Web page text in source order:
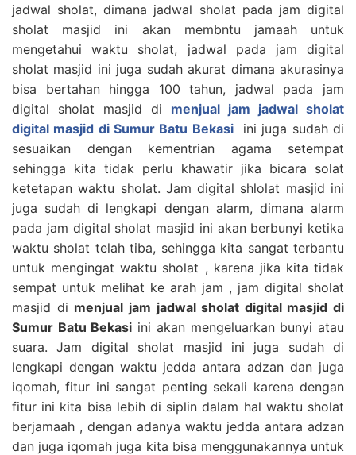
jadwal sholat, dimana jadwal sholat pada jam digital
sholat masjid ini akan membntu jamaah untuk
mengetahui waktu sholat, jadwal pada jam digital
sholat masjid ini juga sudah akurat dimana akurasinya
bisa bertahan hingga 100 tahun, jadwal pada jam
digital sholat masjid di menjual jam jadwal sholat
digital masjid di Sumur Batu Bekasiini juga sudah di
sesuaikan dengan kementrian agama setempat
sehingga kita tidak perlu khawatir jika bicara solat
ketetapan waktu sholat. Jam digital shlolat masjid ini
juga sudah di lengkapi dengan alarm, dimana alarm
pada jam digital sholat masjid ini akan berbunyi ketika
waktu sholat telah tiba, sehingga kita sangat terbantu
untuk mengingat waktu sholat , karena jika kita tidak
sempat untuk melihat ke arah jam , jam digital sholat
masjid di menjual jam jadwal sholat digital masjid di
Sumur Batu Bekasi ini akan mengeluarkan bunyi atau
suara. Jam digital sholat masjid ini juga sudah di
lengkapi dengan waktu jedda antara adzan dan juga
iqomah, fitur ini sangat penting sekali karena dengan
fitur ini kita bisa lebih di siplin dalam hal waktu sholat
berjamaah , dengan adanya waktu jedda antara adzan
dan juga iqomah juga kita bisa menggunakannya untuk